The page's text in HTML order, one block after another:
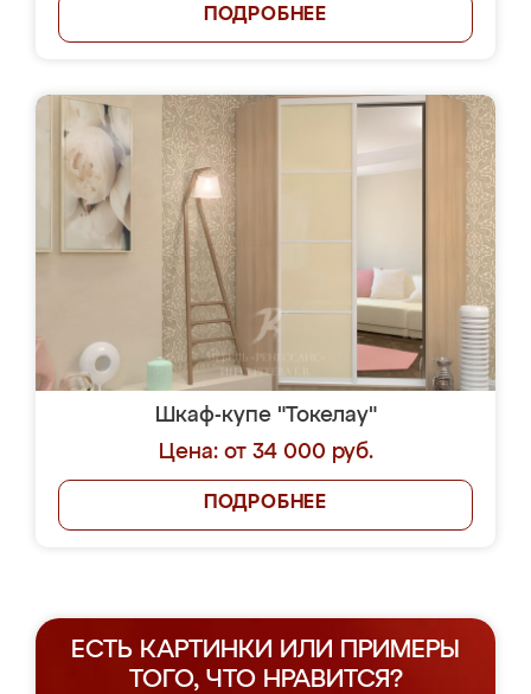
ПОДРОБНЕЕ
Шкаф-купе "Токелау"
Цена: от 34 000 руб.
ПОДРОБНЕЕ
ЕСТЬ КАРТИНКИ ИЛИ ПРИМЕРЫ
ТОГО, ЧТО НРАВИТСЯ?